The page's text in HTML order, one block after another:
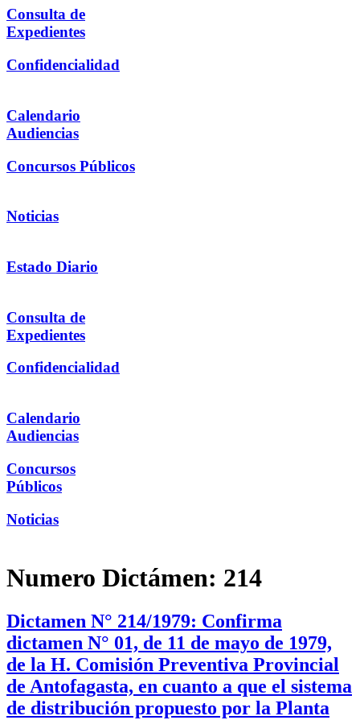
Consulta de
Expedientes
Confidencialidad
Calendario
Audiencias
Concursos Públicos
Noticias
Estado Diario
Consulta de
Expedientes
Confidencialidad
Calendario
Audiencias
Concursos
Públicos
Noticias
Numero Dictámen: 214
Dictamen N° 214/1979: Confirma
dictamen N° 01, de 11 de mayo de 1979,
de la H. Comisión Preventiva Provincial
de Antofagasta, en cuanto a que el sistema
de distribución propuesto por la Planta